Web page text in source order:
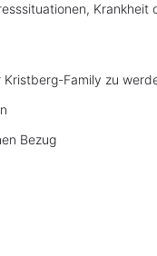
Krankheit
Kristberg-Family zu
Bezug